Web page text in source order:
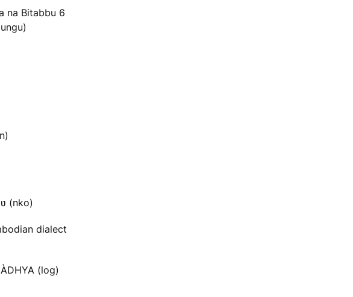
na Bitabbu 6
(nko)
dialect
ÀDHYA (log)